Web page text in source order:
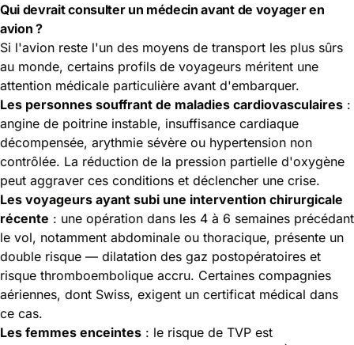
Qui devrait consulter un médecin avant de voyager en
avion ?
Si l'avion reste l'un des moyens de transport les plus sûrs
au monde, certains profils de voyageurs méritent une
attention médicale particulière avant d'embarquer.
Les personnes souffrant de maladies cardiovasculaires :
angine de poitrine instable, insuffisance cardiaque
décompensée, arythmie sévère ou hypertension non
contrôlée. La réduction de la pression partielle d'oxygène
peut aggraver ces conditions et déclencher une crise.
Les voyageurs ayant subi une intervention chirurgicale
récente : une opération dans les 4 à 6 semaines précédant
le vol, notamment abdominale ou thoracique, présente un
double risque — dilatation des gaz postopératoires et
risque thromboembolique accru. Certaines compagnies
aériennes, dont Swiss, exigent un certificat médical dans
ce cas.
Les femmes enceintes : le risque de TVP est